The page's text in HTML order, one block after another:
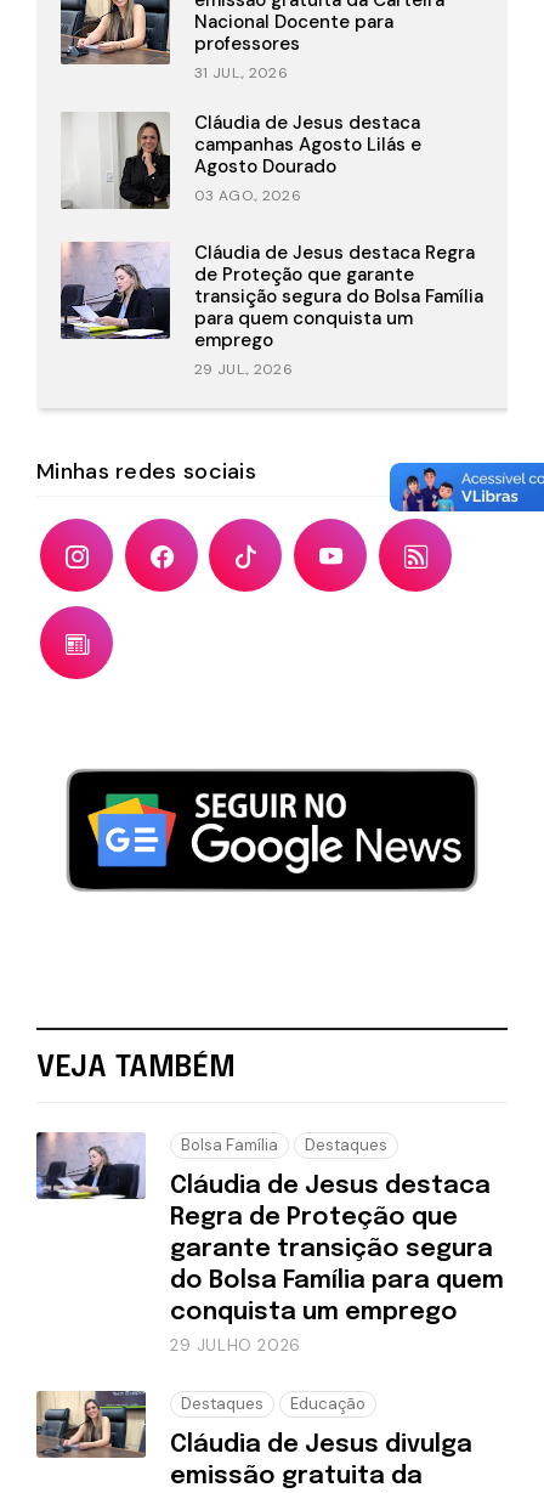
Nacional Docente para
professores
31 JUL., 2026
Cláudia de Jesus destaca
campanhas Agosto Lilás e
Agosto Dourado
03 AGO., 2026
Cláudia de Jesus destaca Regra
de Proteção que garante
transição segura do Bolsa Família
para quem conquista um
emprego
29 JUL., 2026
Minhas redes sociais
VEJA TAMBÉM
Bolsa Família Destaques
Cláudia de Jesus destaca
Regra de Proteção que
garante transição segura
do Bolsa Família para quem
conquista um emprego
29 JULHO 2026
Destaques Educação
Cláudia de Jesus divulga
emissão gratuita da